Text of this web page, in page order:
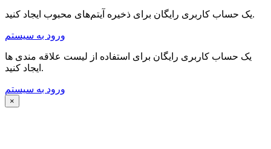
یک حساب کاربری رایگان برای ذخیره آیتم‌های محبوب ایجاد کنید.
ورود به سیستم
یک حساب کاربری رایگان برای استفاده از لیست علاقه مندی ها
ایجاد کنید.
ورود به سیستم
×